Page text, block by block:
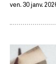
ven. 30 janv.